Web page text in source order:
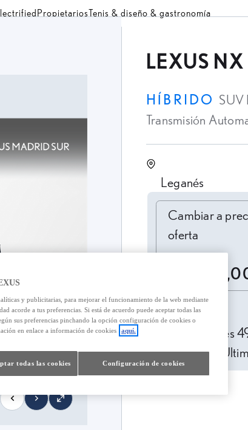
PropietariosTenis & diseño & gastronomía
LEXUS NX
HÍBRIDO SUV
Transmisión
Leganés
Cambiar a precio oferta
Cambiar a
oferta
744,34 € /mes
TAE: 10,12%
y publicitarias, para mejorar el funcionamiento de la web mediante
acorde a tus preferencias. Si está de acuerdo puede aceptar todas las
sus preferencias pinchando la opción configuración de cookies o
en enlace a información de cookies
aquí.
Configuración de cookies
todas las cookies